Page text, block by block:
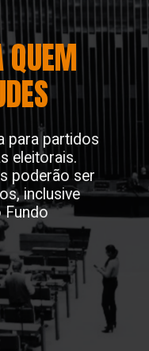
para partidos
eleitorais.
poderão ser
inclusive
Fundo
QUEM